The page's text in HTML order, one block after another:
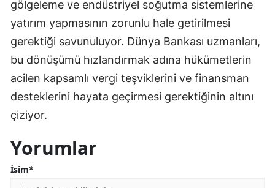
gölgeleme ve endüstriyel soğutma sistemlerine
yatırım yapmasının zorunlu hale getirilmesi
gerektiği savunuluyor. Dünya Bankası uzmanları,
bu dönüşümü hızlandırmak adına hükümetlerin
acilen kapsamlı vergi teşviklerini ve finansman
desteklerini hayata geçirmesi gerektiğinin altını
çiziyor.
Yorumlar
İsim*